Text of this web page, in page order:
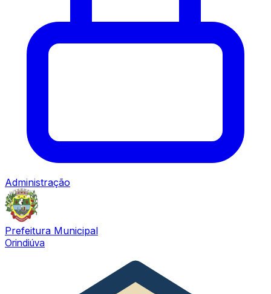
Administração
Prefeitura Municipal
Orindiúva